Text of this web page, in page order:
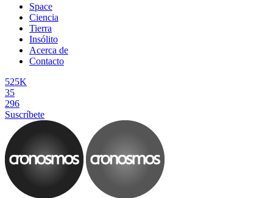
Space
Ciencia
Tierra
Insólito
Acerca de
Contacto
525K
35
296
Suscríbete